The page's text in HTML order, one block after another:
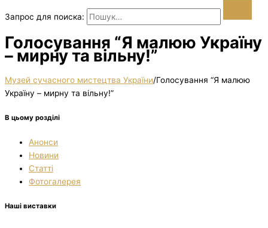
Запрос для поиска:
Голосування “Я малюю Україну
– мирну та вільну!”
Музей сучасного мистецтва України/Голосування “Я малюю
Україну – мирну та вільну!”
В цьому розділі
Анонси
Новини
Статті
Фотогалерея
Наші виставки